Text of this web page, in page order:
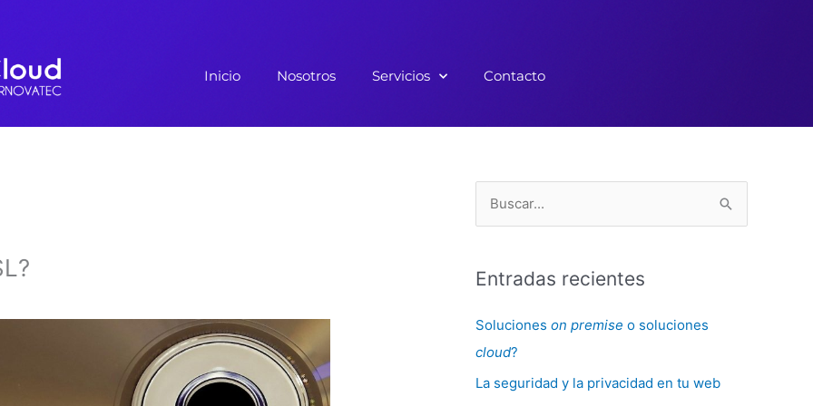
Inicio
Nosotros Servicios Contacto
c
a
Entradas recientes
Soluciones on premise o soluciones
cloud?
La seguridad y la privacidad en tu web